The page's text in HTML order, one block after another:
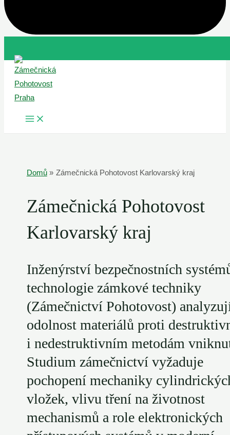
Přeskočit
obsah
MAIN
MENU
Domů Zámečnická Pohotovost Karlovarský kraj
Zámečnická Pohotovost
Karlovarský kraj
Inženýrství bezpečnostních
technologie zámkové techniky
(Zámečnictví Pohotovost)
odolnost materiálů proti
i nedestruktivním metodám
Studium zámečnictví vyžaduje
pochopení mechaniky
vložek, vlivu tření na životnost
mechanismů a role elektronických